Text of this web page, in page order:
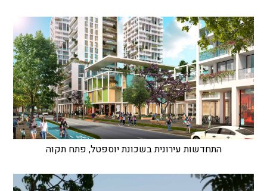
התחדשות עירונית בשכונת יוספטל, פתח תקוה